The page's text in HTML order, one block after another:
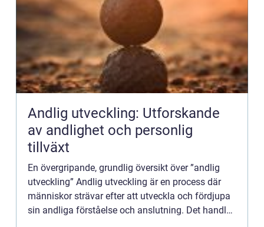
Andlig utveckling: Utforskande
av andlighet och personlig
tillväxt
En övergripande, grundlig översikt över ”andlig
utveckling” Andlig utveckling är en process där
människor strävar efter att utveckla och fördjupa
sin andliga förståelse och anslutning. Det handlar